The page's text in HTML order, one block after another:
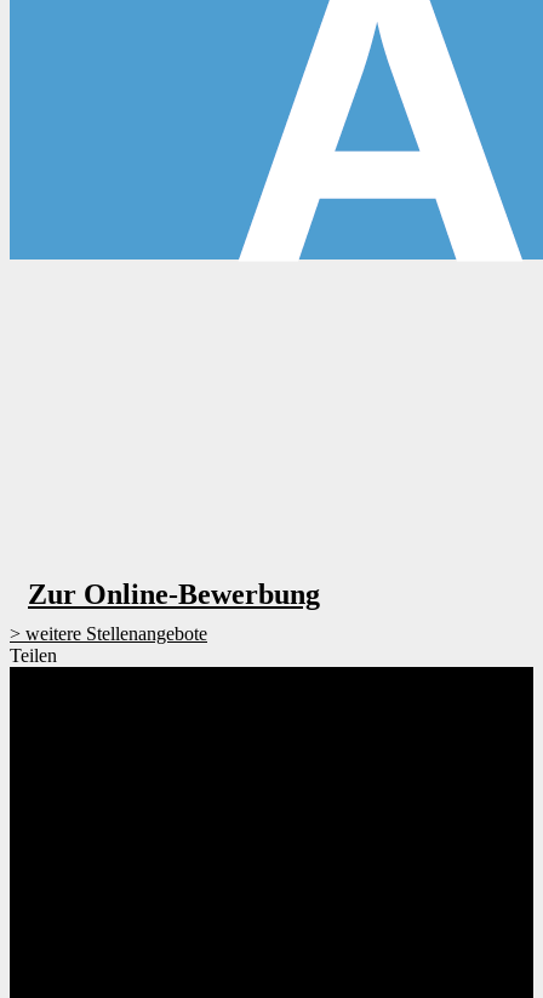
Zur Online-Bewerbung
weitere Stellenangebote
Teilen